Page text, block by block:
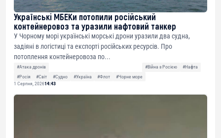
Українські МБЕКи потопили російський
контейнеровоз та уразили нафтовий танкер
У Чорному морі українські морські дрони уразили два судна,
задіяні в логістиці та експорті російських ресурсів. Про
потоплення контейнеровоза по...
#Атака дронів #Війна з Росією
#Нафта
#Росія
#Світ #Судно #Україна #Флот
#Чорне море
1 Серпня, 202614:43